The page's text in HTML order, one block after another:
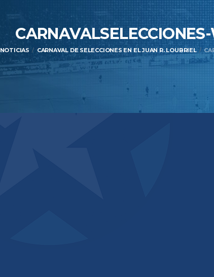
NOTICIAS CARNAVAL DE SELECCIONES EN EL JUAN R. LOUBRIEL